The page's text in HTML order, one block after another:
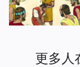
更多人